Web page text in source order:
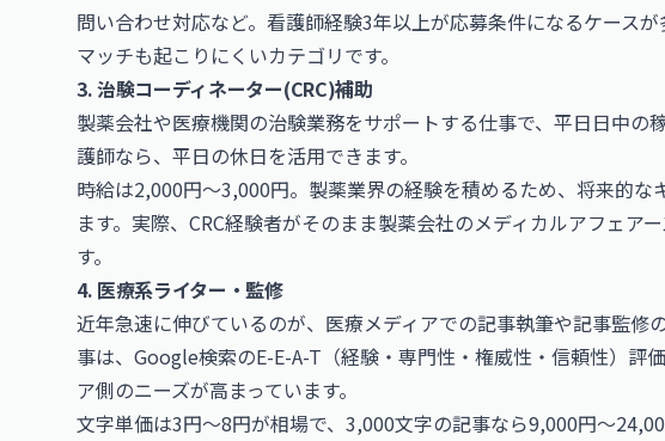
問い合わせ対応など。看護師経験3年以上が応募条件になるケース
マッチも起こりにくいカテゴリです。
3. 治験コーディネーター(CRC)補助
製薬会社や医療機関の治験業務をサポートする仕事で、平日日中の
護師なら、平日の休日を活用できます。
時給は2,000円〜3,000円。製薬業界の経験を積めるため、将来的な
ます。実際、CRC経験者がそのまま製薬会社のメディカルアフェア
す。
4. 医療系ライター・監修
近年急速に伸びているのが、医療メディアでの記事執筆や記事監修
事は、Google検索のE-E-A-T（経験・専門性・権威性・信頼性）評
ア側のニーズが高まっています。
文字単価は3円〜8円が相場で、3,000文字の記事なら9,000円〜